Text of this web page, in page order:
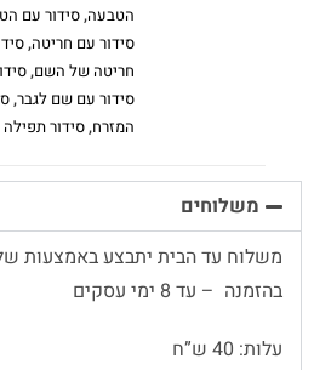
הטבעה,סידור עם
סידור עם חריטה,
חריטה של השם,
סידור עם שם לגבר,
המזרח,סידור
משלוחים
משלוח עד הבית יתבצע באמצעות
בהזמנה – עד 8 ימי עסקים
עלות: 40 ש”ח